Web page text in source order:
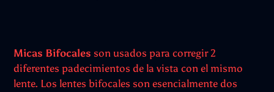
Micas Bifocales son usados para corregir 2
diferentes padecimientos de la vista con el mismo
lente. Los lentes bifocales son esencialmente dos